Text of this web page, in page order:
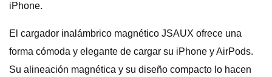
iPhone.
El cargador inalámbrico magnético JSAUX ofrece una
forma cómoda y elegante de cargar su iPhone y AirPods.
Su alineación magnética y su diseño compacto lo hacen